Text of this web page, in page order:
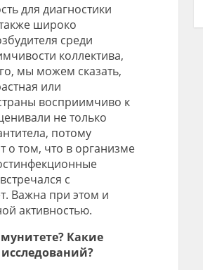
для диагностики
широко
среди
коллектива,
мы можем сказать,
или
восприимчиво к
не только
потому
о том, что в организме
с
Важна при этом и
активностью.
Какие